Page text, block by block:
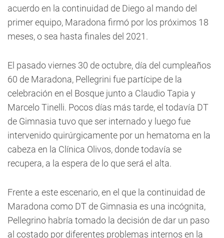
acuerdo en la continuidad de Diego al mando del
primer equipo, Maradona firmó por los próximos 18
meses, o sea hasta finales del 2021.
El pasado viernes 30 de octubre, día del cumpleaños
60 de Maradona, Pellegrini fue partícipe de la
celebración en el Bosque junto a Claudio Tapia y
Marcelo Tinelli. Pocos días más tarde, el todavía DT
de Gimnasia tuvo que ser internado y luego fue
intervenido quirúrgicamente por un hematoma en la
cabeza en la Clínica Olivos, donde todavía se
recupera, a la espera de lo que será el alta.
Frente a este escenario, en el que la continuidad de
Maradona como DT de Gimnasia es una incógnita,
Pellegrino habría tomado la decisión de dar un paso
al costado por diferentes problemas internos en la